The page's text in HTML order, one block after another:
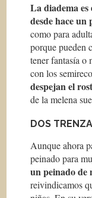
La diadema es
desde hace un
como para
porque pueden
tener fantasía
con los
despejan el
de la melena
DOS
Aunque ahora
peinado para
un peinado de
reivindicamos